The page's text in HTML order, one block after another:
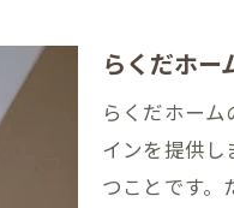
らくだホー
らくだホー
インを提供
つことです。